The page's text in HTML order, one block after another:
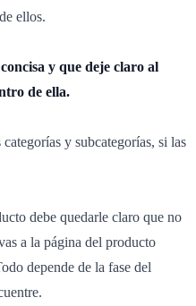
ellos.
y que deje claro al
de ella.
y subcategorías, si las
debe quedarle claro que no
a la página del producto
depende de la fase del